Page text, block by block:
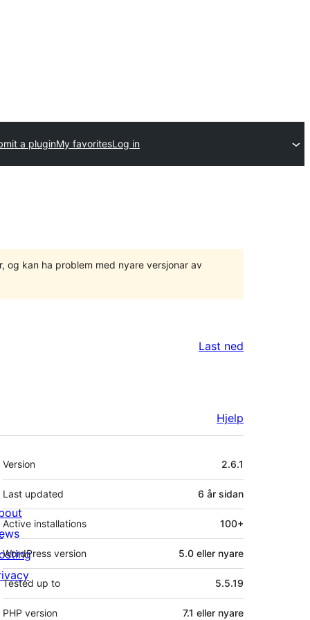
a pluginMy favoritesLog in
og kan ha problem med nyare versjonar av
Last ned
Hjelp
Om
Version 2.6.1
Last updated 6 år sidan
Active installations 100+
WordPress version 5.0 eller nyare
Tested up to 5.5.19
PHP version 7.1 eller nyare